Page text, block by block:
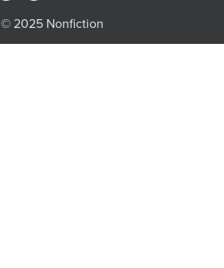
© 2025 Nonfiction